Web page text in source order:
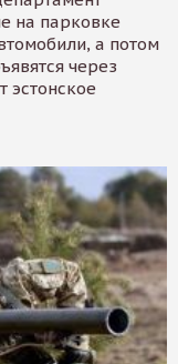
на парковке
а потом
через
эстонское